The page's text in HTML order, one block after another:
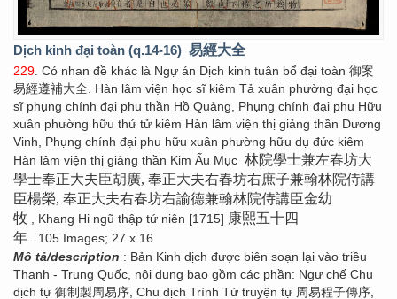
Dịch kinh đại toàn (q.14-16) 易經大全
229 . Có nhan đề khác là Ngự án Dịch kinh tuân bổ đại toàn 御案
易經遵補大全. Hàn lâm viện học sĩ kiêm Tả xuân phường đại học
sĩ phụng chính đại phu thần Hồ Quảng, Phụng chính đại phu Hữu
xuân phường hữu thứ tử kiêm Hàn lâm viện thị giảng thần Dương
Vinh, Phụng chính đại phu hữu xuân phường hữu dụ đức kiêm
Hàn lâm viện thị giảng thần Kim Ấu Mục 林院學士兼左春坊大
學士奉正大夫臣胡廣, 奉正大夫右春坊右庶子兼翰林院侍講
臣楊榮, 奉正大夫右春坊右諭德兼翰林院侍講臣金幼
牧 , Khang Hi ngũ thập tứ niên [1715] 康熙五十四
年 . 105 Images; 27 x 16
Mô tả/description : Bản Kinh dịch được biên soạn lại vào triều
Thanh - Trung Quốc, nội dung bao gồm các phần: Ngự chế Chu
dịch tự 御制製周易序, Chu dịch Trình Tử truyện tự 周易程子傳序,